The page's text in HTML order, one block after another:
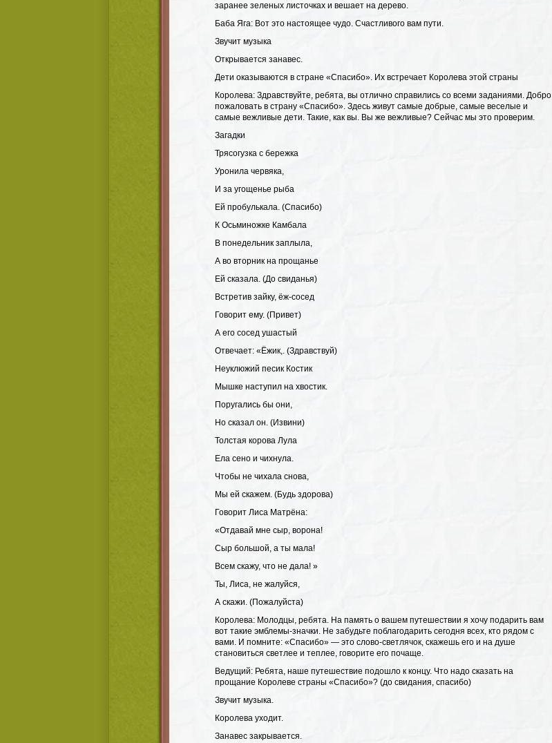
заранее зеленых листочках и вешает на дерево.
Баба Яга: Вот это настоящее чудо. Счастливого вам пути.
Звучит музыка
Открывается занавес.
Дети оказываются в стране «Спасибо». Их встречает Королева этой страны
Королева: Здравствуйте, ребята, вы отлично справились со всеми заданиями. Добро
пожаловать в страну «Спасибо». Здесь живут самые добрые, самые веселые и
самые вежливые дети. Такие, как вы. Вы же вежливые? Сейчас мы это проверим.
Загадки
Трясогузка с бережка
Уронила червяка,
И за угощенье рыба
Ей пробулькала. (Спасибо)
К Осьминожке Камбала
В понедельник заплыла,
А во вторник на прощанье
Ей сказала. (До свиданья)
Встретив зайку, ёж-сосед
Говорит ему. (Привет)
А его сосед ушастый
Отвечает: «Ёжик,. (Здравствуй)
Неуклюжий песик Костик
Мышке наступил на хвостик.
Поругались бы они,
Но сказал он. (Извини)
Толстая корова Лула
Ела сено и чихнула.
Чтобы не чихала снова,
Мы ей скажем. (Будь здорова)
Говорит Лиса Матрёна:
«Отдавай мне сыр, ворона!
Сыр большой, а ты мала!
Всем скажу, что не дала! »
Ты, Лиса, не жалуйся,
А скажи. (Пожалуйста)
Королева: Молодцы, ребята. На память о вашем путешествии я хочу подарить вам
вот такие эмблемы-значки. Не забудьте поблагодарить сегодня всех, кто рядом с
вами. И помните: «Спасибо» — это слово-светлячок, скажешь его и на душе
становиться светлее и теплее, говорите его почаще.
Ведущий: Ребята, наше путешествие подошло к концу. Что надо сказать на
прощание Королеве страны «Спасибо»? (до свидания, спасибо)
Звучит музыка.
Королева уходит.
Занавес закрывается.